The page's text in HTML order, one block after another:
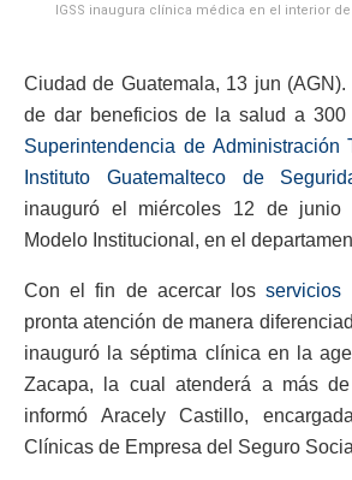
IGSS inaugura clínica médica en el interior de
Ciudad de Guatemala, 13 jun
de dar beneficios de la salud a 300
Superintendencia de Administración
Instituto Guatemalteco de
inauguró el miércoles 12 de junio
Modelo Institucional, en el
Con el fin de acercar losservicios
pronta atención de manera
inauguró la séptima clínica en la
Zacapa, la cual atenderá a más
informó Aracely Castillo,
Clínicas de Empresa del Seguro